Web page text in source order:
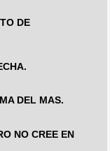
DE
DEL MAS.
NO CREE EN